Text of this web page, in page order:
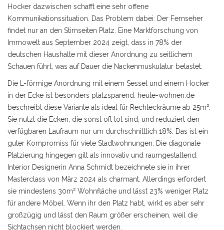
Hocker dazwischen schafft eine sehr offene
Kommunikationssituation. Das Problem dabei: Der Fernseher
findet nur an den Stirnseiten Platz. Eine Marktforschung von
Immowelt aus September 2024 zeigt, dass in 78% der
deutschen Haushalte mit dieser Anordnung zu seitlichem
Schauen führt, was auf Dauer die Nackenmuskulatur belastet.
Die L-förmige Anordnung mit einem Sessel und einem Hocker
in der Ecke ist besonders platzsparend. heute-wohnen.de
beschreibt diese Variante als ideal für Rechteckräume ab 25m².
Sie nutzt die Ecken, die sonst oft tot sind, und reduziert den
verfügbaren Laufraum nur um durchschnittlich 18%. Das ist ein
guter Kompromiss für viele Stadtwohnungen. Die diagonale
Platzierung hingegen gilt als innovativ und raumgestaltend.
Interior Designerin Anna Schmidt bezeichnete sie in ihrer
Masterclass von März 2024 als charmant. Allerdings erfordert
sie mindestens 30m² Wohnfläche und lässt 23% weniger Platz
für andere Möbel. Wenn ihr den Platz habt, wirkt es aber sehr
großzügig und lässt den Raum größer erscheinen, weil die
Sichtachsen nicht blockiert werden.